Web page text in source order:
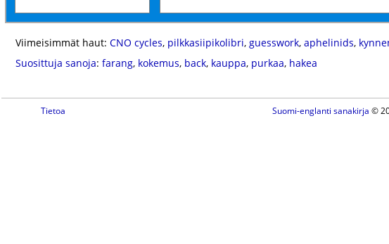
Viimeisimmät haut: CNO cycles, pilkkasiipikolibri, guesswork, aphelinids,
Suosittuja sanoja: farang, kokemus, back, kauppa, purkaa, hakea
Tietoa Suomi-englanti sanakirja ©